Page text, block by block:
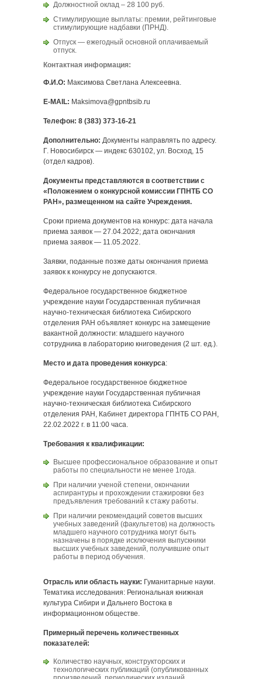
Должностной оклад – 28 100 руб.
Стимулирующие выплаты: премии, рейтинговые
стимулирующие надбавки (ПРНД).
Отпуск — ежегодный основной оплачиваемый
отпуск.
Контактная информация:
Ф.И.О: Максимова Светлана Алексеевна.
E-MAIL: Maksimova@gpntbsib.ru
Телефон: 8 (383) 373-16-21
Дополнительно: Документы направлять по адресу.
Г. Новосибирск — индекс 630102, ул. Восход, 15
(отдел кадров).
Документы представляются в соответствии с
«Положением о конкурсной комиссии ГПНТБ СО
РАН», размещенном на сайте Учреждения.
Сроки приема документов на конкурс: дата начала
приема заявок — 27.04.2022; дата окончания
приема заявок — 11.05.2022.
Заявки, поданные позже даты окончания приема
заявок к конкурсу не допускаются.
Федеральное государственное бюджетное
учреждение науки Государственная публичная
научно-техническая библиотека Сибирского
отделения РАН объявляет конкурс на замещение
вакантной должности: младшего научного
сотрудника в лабораторию книговедения (2 шт. ед.).
Место и дата проведения конкурса:
Федеральное государственное бюджетное
учреждение науки Государственная публичная
научно-техническая библиотека Сибирского
отделения РАН, Кабинет директора ГПНТБ СО РАН,
22.02.2022 г. в 11:00 часа.
Требования к квалификации:
Высшее профессиональное образование и опыт
работы по специальности не менее 1года.
При наличии ученой степени, окончании
аспирантуры и прохождении стажировки без
предъявления требований к стажу работы.
При наличии рекомендаций советов высших
учебных заведений (факультетов) на должность
младшего научного сотрудника могут быть
назначены в порядке исключения выпускники
высших учебных заведений, получившие опыт
работы в период обучения.
Отрасль или область науки: Гуманитарные науки.
Тематика исследования: Региональная книжная
культура Сибири и Дальнего Востока в
информационном обществе.
Примерный перечень количественных
показателей:
Количество научных, конструкторских и
технологических публикаций (опубликованных